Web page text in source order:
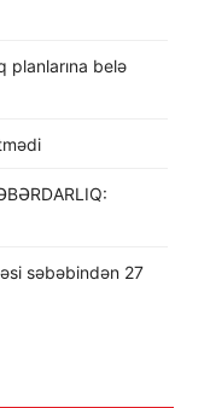
planlarına belə
səbəbindən 27